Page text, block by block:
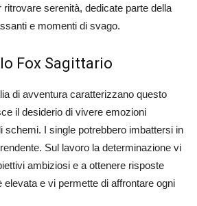
ritrovare serenità, dedicate parte della
e momenti di svago.
Fox Sagittario
di avventura caratterizzano questo
il desiderio di vivere emozioni
schemi. I single potrebbero imbattersi in
Sul lavoro la determinazione vi
ambiziosi e a ottenere risposte
elevata e vi permette di affrontare ogni